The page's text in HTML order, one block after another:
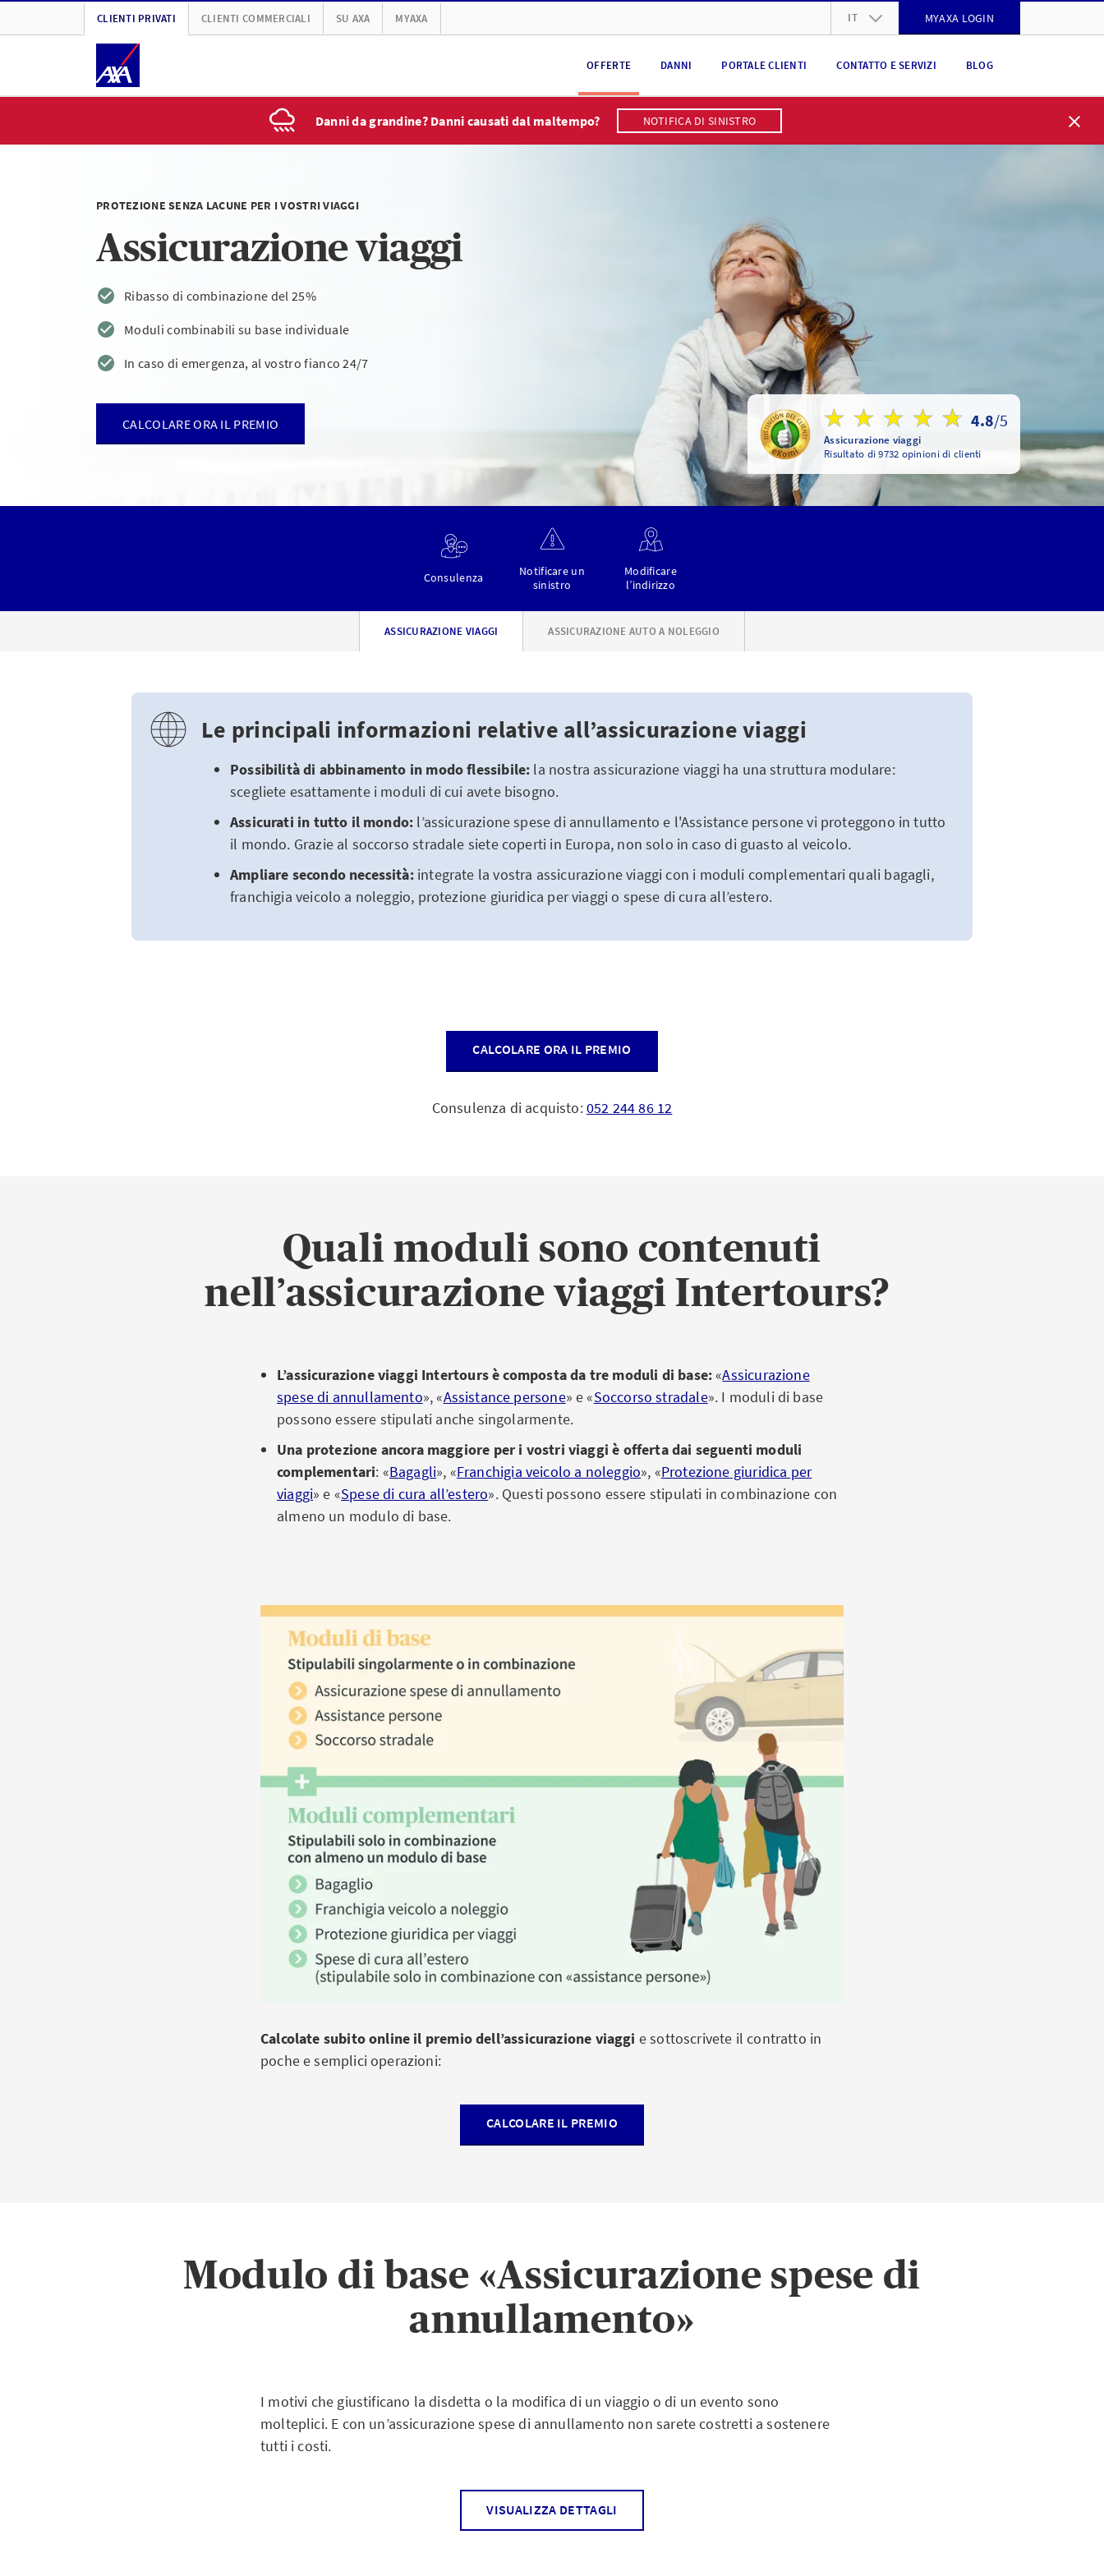
CLIENTI PRIVATI CLIENTI COMMERCIALI SU AXA MYAXA IT MYAXA LOGIN
OFFERTE DANNI PORTALE CLIENTI CONTATTO E SERVIZI BLOG
Danni da grandine? Danni causati dal maltempo? NOTIFICA DI SINISTRO
PROTEZIONE SENZA LACUNE PER I VOSTRI VIAGGI
Assicurazione viaggi
Ribasso di combinazione del 25%
Moduli combinabili su base individuale
In caso di emergenza, al vostro fianco 24/7
CALCOLARE ORA IL PREMIO 4.8/5
Assicurazione viaggi
Risultato di 9732 opinioni di clienti
Consulenza
Notificare un
sinistro
Modificare
l’indirizzo
ASSICURAZIONE VIAGGI ASSICURAZIONE AUTO A NOLEGGIO
Le principali informazioni relative all’assicurazione viaggi
Possibilità di abbinamento in modo flessibile: la nostra assicurazione viaggi ha una struttura modulare:
scegliete esattamente i moduli di cui avete bisogno.
Assicurati in tutto il mondo: l’assicurazione spese di annullamento e l'Assistance persone vi proteggono in tutto
il mondo. Grazie al soccorso stradale siete coperti in Europa, non solo in caso di guasto al veicolo.
Ampliare secondo necessità:integrate la vostra assicurazione viaggi con i moduli complementari quali bagagli,
franchigia veicolo a noleggio, protezione giuridica per viaggi o spese di cura all’estero.
CALCOLARE ORA IL PREMIO
Consulenza di acquisto:052 244 86 12
Quali moduli sono contenuti
nell’assicurazione viaggi Intertours?
L’assicurazione viaggi Intertours è composta da tre moduli di base:«Assicurazione
spese di annullamento», «Assistance persone» e «Soccorso stradale». I moduli di base
possono essere stipulati anche singolarmente.
Una protezione ancora maggiore per i vostri viaggi è offerta dai seguenti moduli
complementari: «Bagagli», «Franchigia veicolo a noleggio», «Protezione giuridica per
viaggi» e «Spese di cura all’estero». Questi possono essere stipulati in combinazione con
almeno un modulo di base.
Calcolate subito online il premio dell’assicurazione viaggi e sottoscrivete il contratto in
poche e semplici operazioni:
CALCOLARE IL PREMIO
Modulo di base «Assicurazione spese di
annullamento»
I motivi che giustificano la disdetta o la modifica di un viaggio o di un evento sono
molteplici. E con un’assicurazione spese di annullamento non sarete costretti a sostenere
tutti i costi.
L’assicurazione spese di annullamento, chiamata anche assicurazione annullamento del
VISUALIZZA DETTAGLI